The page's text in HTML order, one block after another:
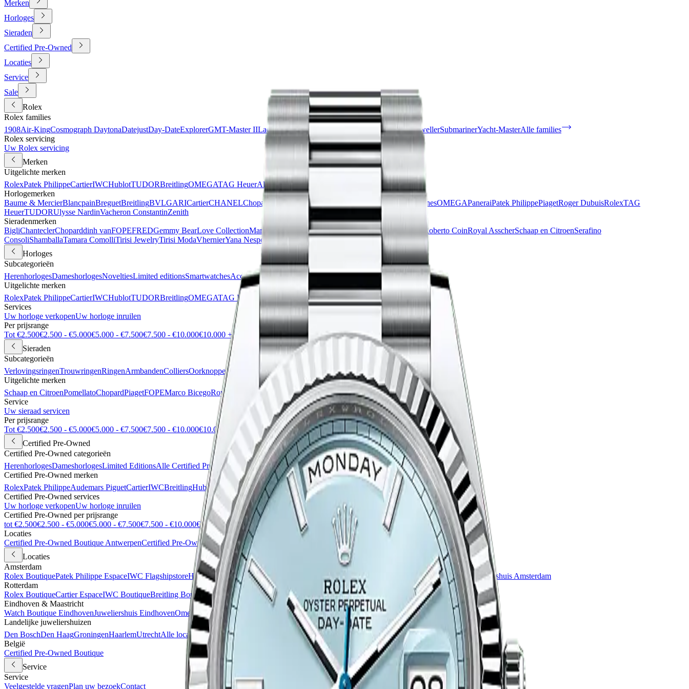
Merken
Horloges
Sieraden
Certified Pre-Owned
Locaties
Service
Sale
Rolex
Rolex families
1908Air-KingCosmograph DaytonaDatejustDay-DateExplorerGMT-Master IILady-DatejustOyster Perpetual Sea-DwellerSky-DwellerSubmarinerYacht-MasterAlle families
Rolex servicing
Uw Rolex servicing
Merken
Uitgelichte merken
RolexPatek PhilippeCartierIWCHublotTUDORBreitlingOMEGATAG HeuerAlle merken
Horlogemerken
Baume & MercierBlancpainBreguetBreitlingBVLGARICartierCHANELChopardGrand Seiko Jaeger-LeCoultreLonginesOMEGAPaneraiPatek PhilippePiagetRoger DubuisRolexTAG
HeuerTUDORUlysse NardinVacheron ConstantinZenith
Sieradenmerken
BigliChanteclerChoparddinh vanFOPEFREDGemmy BearLove CollectionMarco Bicego MessikaPasquale BruniPiaget Pomellato Roberto CoinRoyal AsscherSchaap en CitroenSerafino
ConsoliShamballaTamara ComolliTirisi JewelryTirisi ModaVhernierYana Nesper
Horloges
Subcategorieën
HerenhorlogesDameshorlogesNoveltiesLimited editionsSmartwatchesAccessoiresSaleAlle horloges
Uitgelichte merken
RolexPatek PhilippeCartierIWCHublotTUDORBreitlingOMEGATAG Heuer
Alle merken
Services
Uw horloge verkopenUw horloge inruilen
Per prijsrange
Tot €2.500€2.500 - €5.000€5.000 - €7.500€7.500 - €10.000€10.000 +
Sieraden
Subcategorieën
VerlovingsringenTrouwringenRingenArmbandenColliersOorknoppen Oorhangers Accessoires
Alle sieraden
Uitgelichte merken
Schaap en CitroenPomellatoChopardPiagetFOPEMarco BicegoRoyal Asscher Messika VhernierFREDAlle merken
Service
Uw sieraad servicen
Per prijsrange
Tot €2.500€2.500 - €5.000€5.000 - €7.500€7.500 - €10.000€10.000 +
Certified Pre-Owned
Certified Pre-Owned categorieën
HerenhorlogesDameshorlogesLimited EditionsAlle Certified Pre-Owned horloges
Certified Pre-Owned merken
RolexPatek PhilippeAudemars PiguetCartierIWCBreitlingHublotAlle Certified Pre-Owned merken
Certified Pre-Owned services
Uw horloge verkopenUw horloge inruilen
Certified Pre-Owned per prijsrange
tot €2.500€2.500 - €5.000€5.000 - €7.500€7.500 - €10.000€10.000 +
Locaties
Certified Pre-Owned Boutique AntwerpenCertified Pre-Owned Boutique Rotterdam
Locaties
Amsterdam
Rolex BoutiquePatek Philippe EspaceIWC FlagshipstoreHublot BoutiquePanerai Boutique TAG Heuer Boutique Vacheron Constantin Boutique Juweliershuis Amsterdam
Rotterdam
Rolex BoutiqueCartier EspaceIWC BoutiqueBreitling BoutiqueCertified Pre-Owned Boutique
Juweliershuis Rotterdam
Eindhoven & Maastricht
Watch Boutique EindhovenJuweliershuis EindhovenOmega Espace Maastricht
Juweliershuis Maastricht
Landelijke juweliershuizen
Den BoschDen HaagGroningenHaarlemUtrechtAlle locaties
België
Certified Pre-Owned Boutique
Service
Service
Veelgestelde vragenPlan uw bezoekContact